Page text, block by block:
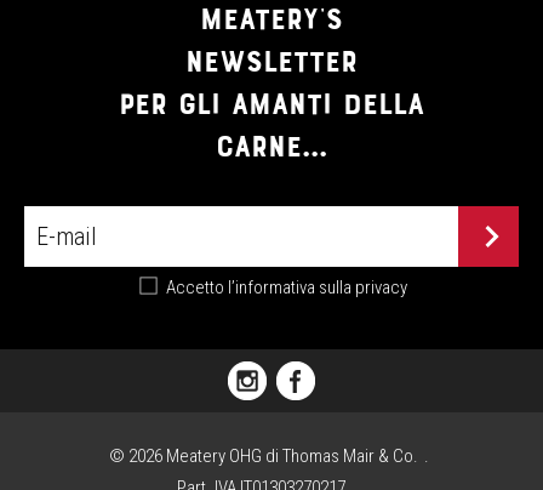
MEATERY'S
NEWSLETTER
PER GLI AMANTI DELLA
CARNE...
Accetto l’informativa sulla privacy
© 2026 Meatery OHG di Thomas Mair & Co.